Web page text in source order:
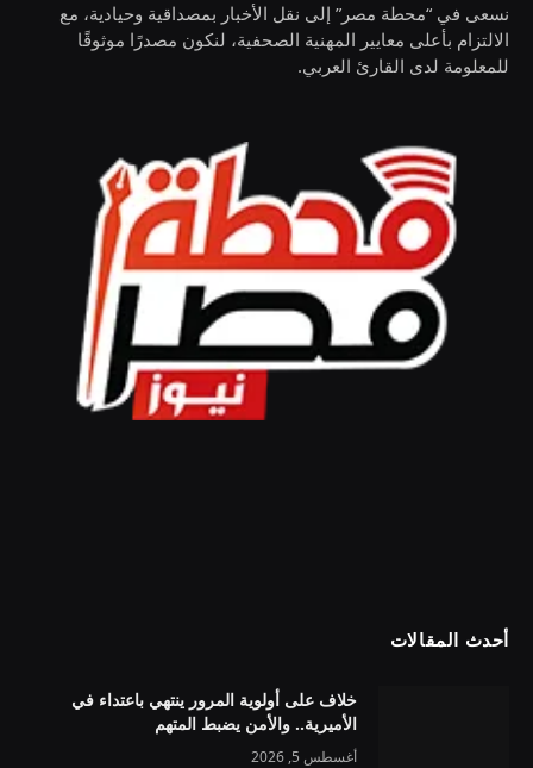
نسعى في “محطة مصر” إلى نقل الأخبار بمصداقية وحيادية، مع
الالتزام بأعلى معايير المهنية الصحفية، لنكون مصدرًا موثوقًا
للمعلومة لدى القارئ العربي.
أحدث المقالات
خلاف على أولوية المرور ينتهي باعتداء في
الأميرية.. والأمن يضبط المتهم
أغسطس 5, 2026